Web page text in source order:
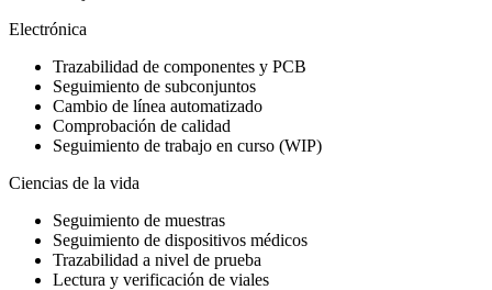
Electrónica
Trazabilidad de componentes y PCB
Seguimiento de subconjuntos
Cambio de línea automatizado
Comprobación de calidad
Seguimiento de trabajo en curso (WIP)
Ciencias de la vida
Seguimiento de muestras
Seguimiento de dispositivos médicos
Trazabilidad a nivel de prueba
Lectura y verificación de viales